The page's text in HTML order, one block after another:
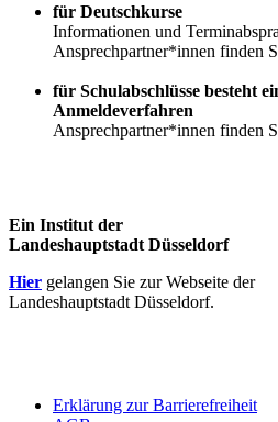
für Deutschkurse
Informationen und
Ansprechpartner*innen finden
für Schulabschlüsse besteht
Anmeldeverfahren
Ansprechpartner*innen finden
Ein Institut der
Landeshauptstadt Düsseldorf
Hier gelangen Sie zur Webseite der
Landeshauptstadt Düsseldorf.
Erklärung zur Barrierefreiheit